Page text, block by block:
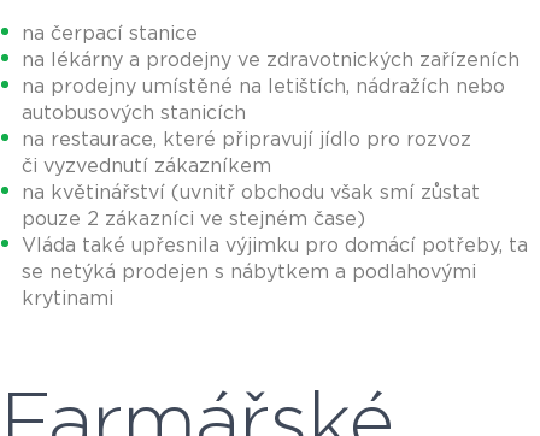
na čerpací stanice
na lékárny a prodejny ve zdravotnických zařízeních
na prodejny umístěné na letištích, nádražích nebo
autobusových stanicích
na restaurace, které připravují jídlo pro rozvoz
či vyzvednutí zákazníkem
na květinářství (uvnitř obchodu však smí zůstat
pouze 2 zákazníci ve stejném čase)
Vláda také upřesnila výjimku pro domácí potřeby, ta
se netýká prodejen s nábytkem a podlahovými
krytinami